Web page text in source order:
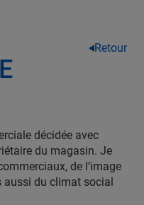
Retour
décidée avec
du magasin. Je
de l’image
aussi du climat social